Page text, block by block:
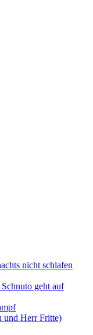
nicht schlafen
geht auf
Herr Fritte)